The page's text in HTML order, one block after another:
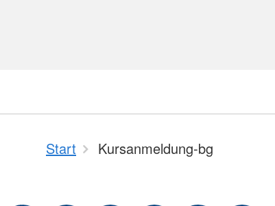
Start Kursanmeldung-bg